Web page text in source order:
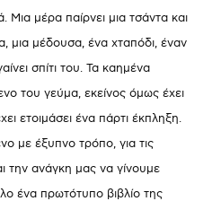
Μια μέρα παίρνει μια τσάντα και
μια μέδουσα, ένα χταπόδι, έναν
σπίτι του. Τα καημένα
του γεύμα, εκείνος όμως έχει
ετοιμάσει ένα πάρτι έκπληξη.
με έξυπνο τρόπο, για τις
την ανάγκη μας να γίνουμε
ένα πρωτότυπο βιβλίο της